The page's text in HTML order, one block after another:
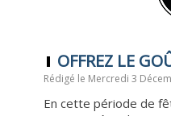
OFFREZ LE
Rédigé le Mercredi 3
En cette période de